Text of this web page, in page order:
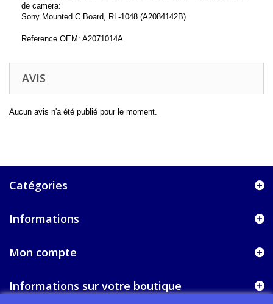
de camera:
Sony Mounted C.Board, RL-1048 (A2084142B)
Reference OEM: A2071014A
AVIS
Aucun avis n'a été publié pour le moment.
Catégories
Informations
Mon compte
Informations sur votre boutique